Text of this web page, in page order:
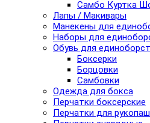
Самбо Куртка
Лапы / Макивары
Манекены для
Наборы для
Обувь для
Боксерки
Борцовки
Самбовки
Одежда для бокса
Перчатки боксерские
Перчатки для